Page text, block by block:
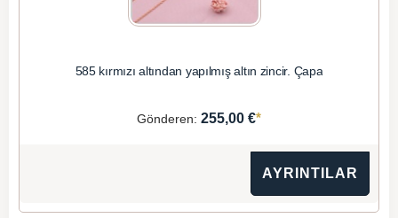
585 kırmızı altından yapılmış altın zincir. Çapa
Gönderen: 255,00 €*
AYRINTILAR